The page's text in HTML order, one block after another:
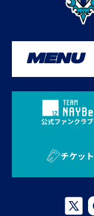
MENU
公式ファンクラブ
チケット